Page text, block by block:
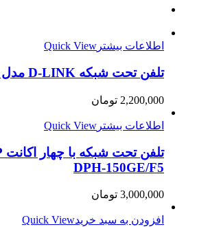
اطلاعات بیشتر Quick View
تلفن تحت شبکه D-LINK مدل DPH-120SE
2,200,000 تومان
اطلاعات بیشتر Quick View
DPH-150GE/F5
3,000,000 تومان
افزودن به سبد خریدQuick View